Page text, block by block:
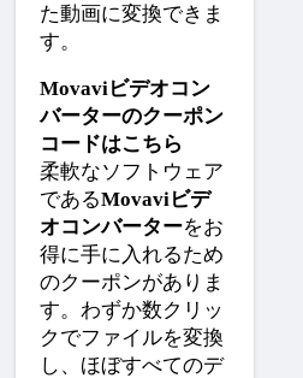
た動画に変換できま
す。
Movaviビデオコン
バーターのクーポン
コードはこちら
柔軟なソフトウェア
であるMovaviビデ
オコンバーターをお
得に手に入れるため
のクーポンがありま
す。わずか数クリッ
クでファイルを変換
し、ほぼすべてのデ